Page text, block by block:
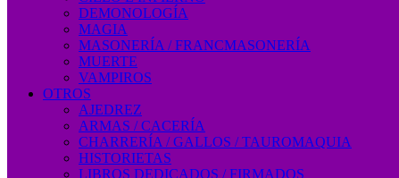
DEMONOLOGÍA
MAGIA
MASONERÍA / FRANCMASONERÍA
MUERTE
VAMPIROS
OTROS
AJEDREZ
ARMAS / CACERÍA
CHARRERÍA / GALLOS / TAUROMAQUIA
HISTORIETAS
LIBROS DEDICADOS / FIRMADOS